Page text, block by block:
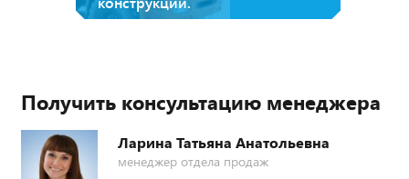
Получить консультацию менеджера
Ларина Татьяна Анатольевна
менеджер отдела продаж